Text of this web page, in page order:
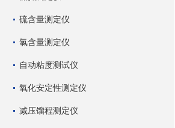
硫含量测定仪
氯含量测定仪
自动粘度测试仪
氧化安定性测定仪
减压馏程测定仪